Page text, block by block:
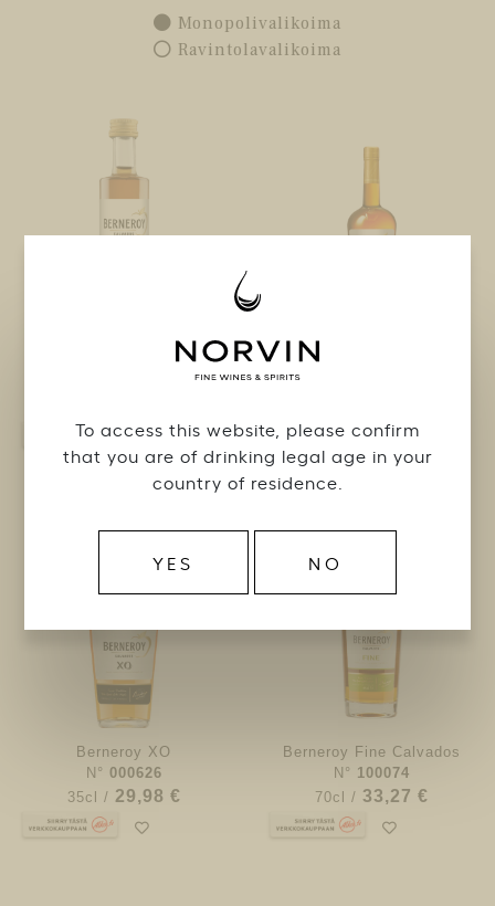
To access this website, please confirm
that you are of drinking legal age in your
country of residence.
YES NO
Monopolivalikoima
Ravintolavalikoima
Berneroy VSOP
Berneroy XO
N° 000626
35cl / 29,98 €
Berneroy Fine Calvados
N° 100074
70cl / 33,27 €